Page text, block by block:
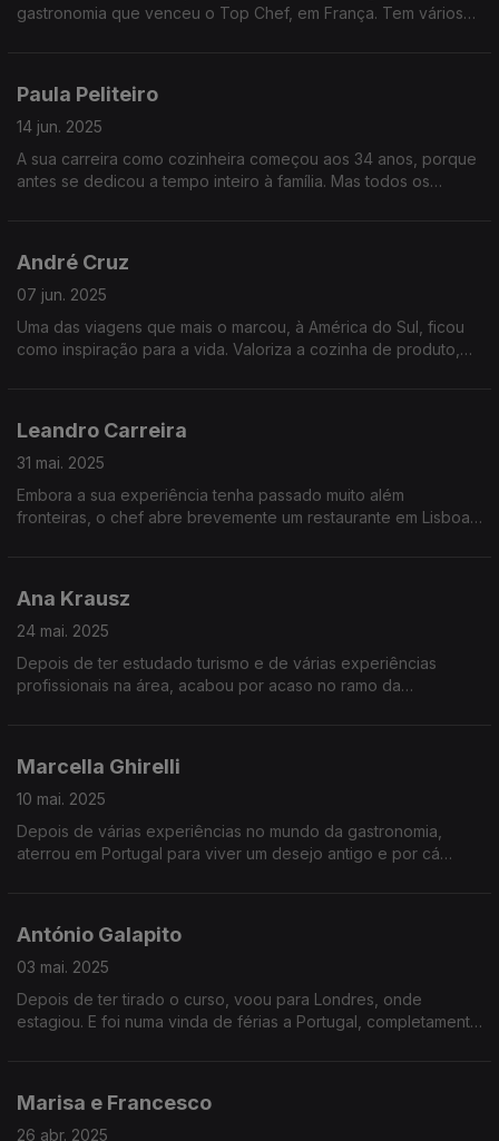
gastronomia que venceu o Top Chef, em França. Tem vários
Paula Peliteiro
14 jun. 2025
A sua carreira como cozinheira começou aos 34 anos, porque
antes se dedicou a tempo inteiro à família. Mas todos os
André Cruz
07 jun. 2025
Uma das viagens que mais o marcou, à América do Sul, ficou
como inspiração para a vida. Valoriza a cozinha de produto,
Leandro Carreira
31 mai. 2025
Embora a sua experiência tenha passado muito além
fronteiras, o chef abre brevemente um restaurante em Lisboa,
Ana Krausz
24 mai. 2025
Depois de ter estudado turismo e de várias experiências
profissionais na área, acabou por acaso no ramo da
Marcella Ghirelli
10 mai. 2025
Depois de várias experiências no mundo da gastronomia,
aterrou em Portugal para viver um desejo antigo e por cá
António Galapito
03 mai. 2025
Depois de ter tirado o curso, voou para Londres, onde
estagiou. E foi numa vinda de férias a Portugal, completamente
Marisa e Francesco
26 abr. 2025